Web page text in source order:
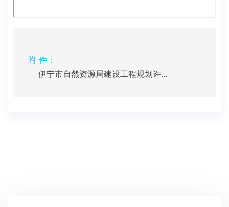
附 件：
伊宁市自然资源局建设工程规划许可手续批后公示.pdf